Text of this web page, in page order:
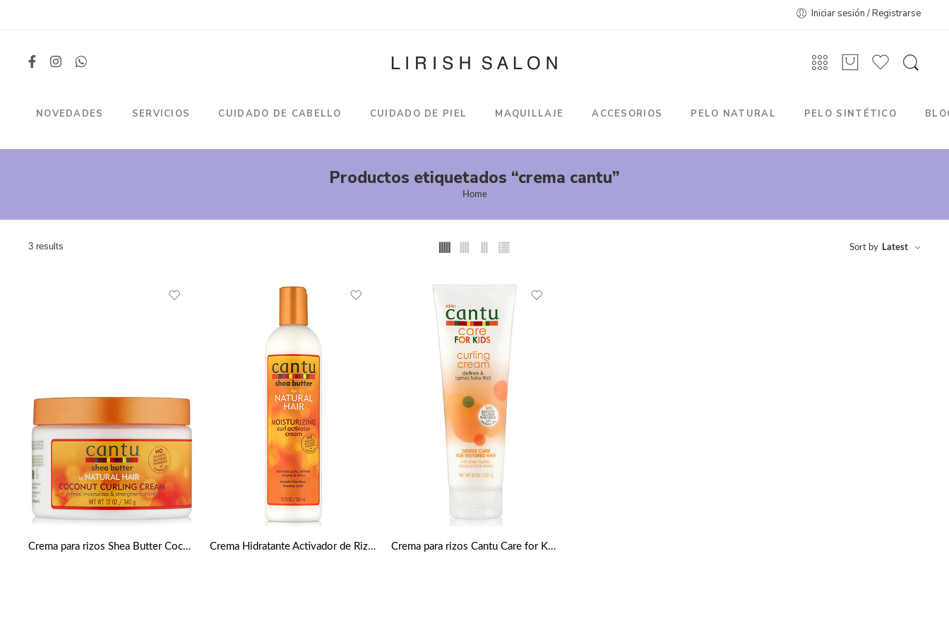
Iniciar sesión / Registrarse
NOVEDADES SERVICIOS CUIDADO DE CABELLO CUIDADO DE PIEL MAQUILLAJE ACCESORIOS PELO NATURAL PELO SINTÉTICO
Productos etiquetados “crema cantu”
Home
3 results Sort by Latest
Crema para rizos Shea Butter Coconut 340g de Cantu Crema Hidratante Activador de Rizos de 355 ml de Cantu Crema para rizos Cantu Care for Kids 227g de Cantu